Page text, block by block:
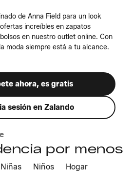
de Anna Field para un look
increíbles en zapatos
en nuestro outlet online. Con
moda siempre está a tu alcance.
ahora, es gratis
sesión en Zalando
por menos
Niñas Niños Hogar